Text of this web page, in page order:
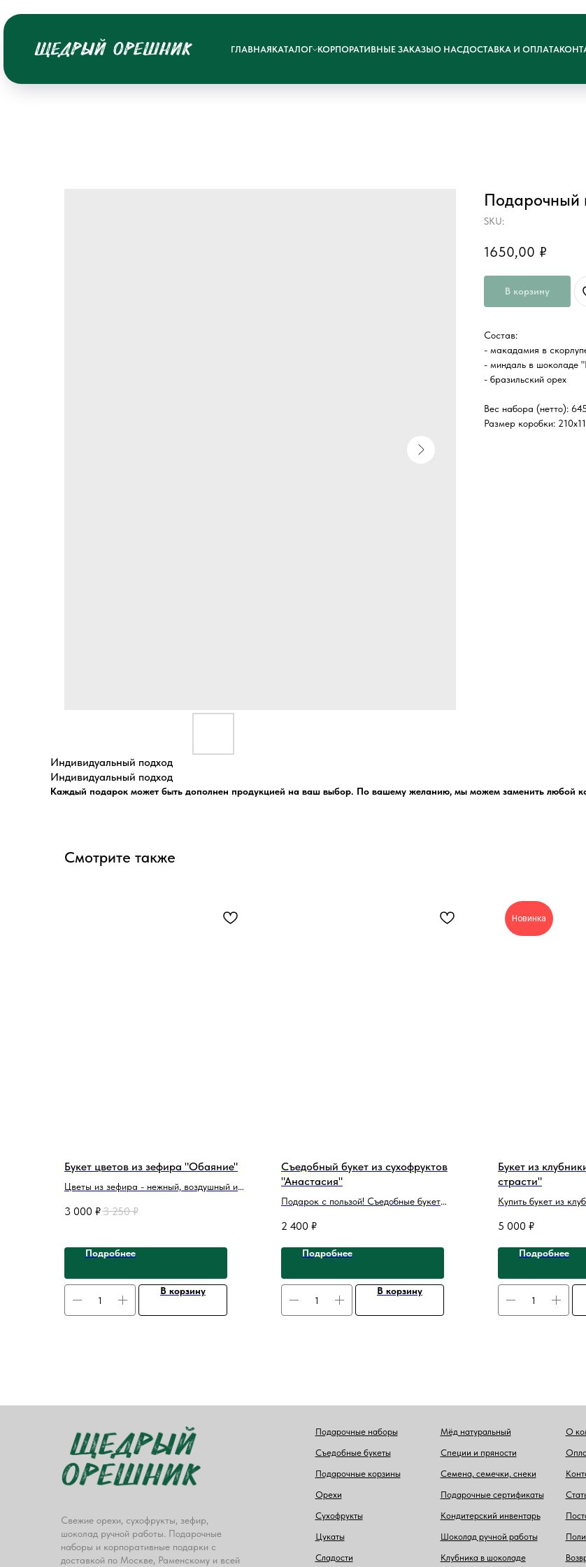
ГЛАВНАЯКАТАЛОГ КОРПОРАТИВНЫЕ ЗАКАЗЫО НАСДОСТАВКА И ОПЛАТА
Подарочный
SKU:
1650,00 ₽
В корзину
Состав:
- макадамия в
- миндаль в шоколаде
- бразильский орех
Вес набора (нетто):
Размер коробки:
Индивидуальный подход
Индивидуальный подход
Каждый подарок может быть дополнен продукцией на ваш выбор. По вашему желанию, мы можем заменить любой
Смотрите также
Букет цветов из зефира "Обаяние"
Цветы из зефира - нежный, воздушный и
цветов и текстур дарит атмосферу
любое событие в незабываемый момент.
3 000 ₽3 250 ₽
Подробнее
В корзину
Съедобный букет из сухофруктов
"Анастасия"
Подарок с пользой! Съедобные букет
букет по достоинству оценят абсолютно
все!
2 400 ₽
Подробнее
В корзину
Новинка
Букет из
страсти"
Купить букет из
незабываемые
станет лучшим
или оригинальным
рождения
5 000 ₽
Подробнее
Свежие орехи, сухофрукты, зефир,
шоколад ручной работы. Подарочные
наборы и корпоративные подарки с
доставкой по Москве, Раменскому и всей
Подарочные наборы
Съедобные букеты
Подарочные корзины
Орехи
Сухофрукты
Цукаты
Сладости
Мёд натуральный
Специи и пряности
Семена, семечки, снеки
Подарочные сертификаты
Кондитерский инвентарь
Шоколад ручной работы
Клубника в шоколаде
О